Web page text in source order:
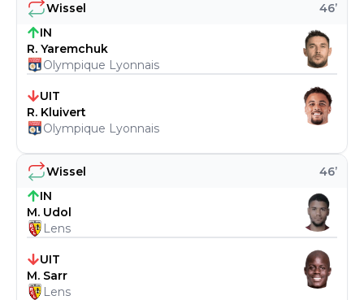
Wissel 46’
IN
M. Udol
Lens
UIT
M. Sarr
Lens
Wissel 46’
IN
R. Yaremchuk
Olympique Lyonnais
UIT
R. Kluivert
Olympique Lyonnais